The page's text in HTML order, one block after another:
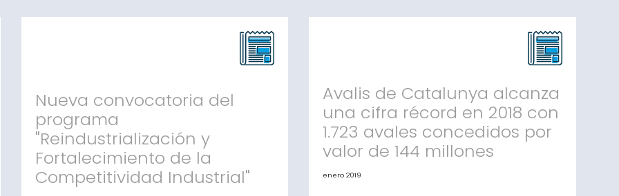
el aumento de la capacidad productiva y la
creación o mantenimiento de la ocupación
Barcelona, 11 de marzo de 2019.- El Departamento
empresarios a conseguir la inversión necesaria
para alcanzar nuevos retos de futuro Barcelona,
21 de febrero de 2019. PIMEC y Avalis Catalunya
Nueva convocatoria del
programa
"Reindustrialización y
Fortalecimiento de la
Competitividad Industrial"
Avalis de Catalunya alcanza
una cifra récord en 2018 con
1.723 avales concedidos por
valor de 144 millones
enero 2019